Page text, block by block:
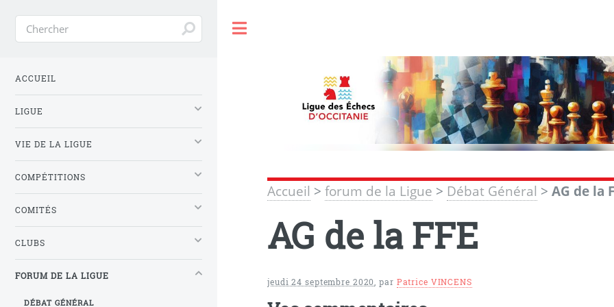
Accueil >forum de la Ligue > Débat Général >AG de la
AG de la FFE
jeudi 24 septembre 2020 ,par Patrice VINCENS
ACCUEIL
LIGUE
VIE DE LA LIGUE
COMPÉTITIONS
COMITÉS
CLUBS
FORUM DE LA LIGUE
DÉBAT GÉNÉRAL